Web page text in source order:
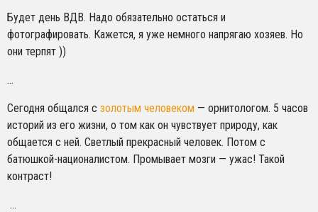
Будет день ВДВ. Надо обязательно остаться и
фотографировать. Кажется, я уже немного напрягаю хозяев. Но
они терпят ))
…
Сегодня общался с золотым человеком — орнитологом. 5 часов
историй из его жизни, о том как он чувствует природу, как
общается с ней. Светлый прекрасный человек. Потом с
батюшкой-националистом. Промывает мозги — ужас! Такой
контраст!
…